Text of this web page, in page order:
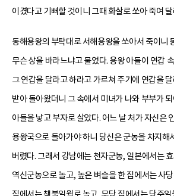
이겼다고 기뻐할 것이니 그때 화살로 쏘아 죽여
동해용왕의 부탁대로 서해용왕을 쏘아서 죽이니
무슨 상을 바라느냐고 물었다. 용왕 아들이 연갑
그 연갑을 달라고 하라고 가르쳐 주기에 연갑을
받아 돌아왔더니 그 속에서 미녀가 나와 부부가
아들을 낳고 부자로 살았다. 어느 날 처가 자신은
용왕국으로 돌아가야 하니 당신은 군농을 차지해
버렸다. 그래서 강남에는 천자군농, 일본에서는
역신군농으로 놀고, 높은 벼슬을 한 집에서는 사